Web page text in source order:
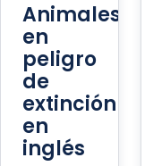
Animales
en
peligro
de
extinción
en
inglés